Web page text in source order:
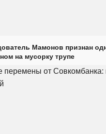
Мамонов признан
на мусорку трупе